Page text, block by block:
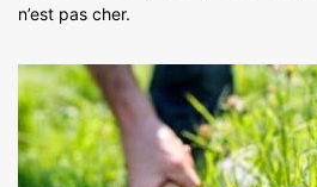
n’est pas cher.